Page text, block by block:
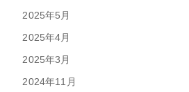
2025年5月
2025年4月
2025年3月
2024年11月